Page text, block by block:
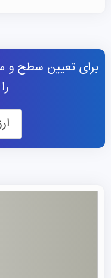
تبدیل کرده است.
جای تعجب نیست که
مقصد تحصیلی خود
به فرد از تاریخ،
فراموش‌نشدنی را برای
بسیاری از دانشجویان
برای تعیین سطح و